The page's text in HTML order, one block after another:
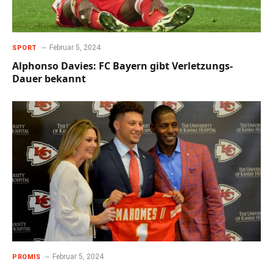
SPORT Februar 5, 2024
Alphonso Davies: FC Bayern gibt Verletzungs-
Dauer bekannt
PROMIS Februar 5, 2024